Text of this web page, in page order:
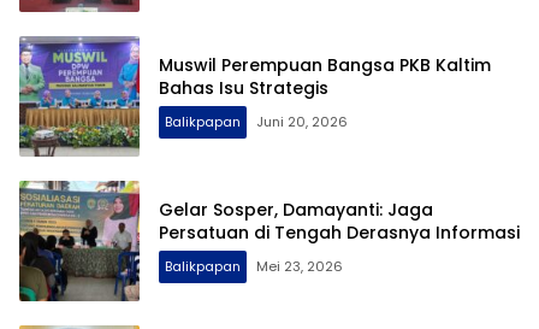
Muswil Perempuan Bangsa PKB Kaltim
Bahas Isu Strategis
Balikpapan Juni 20, 2026
Gelar Sosper, Damayanti: Jaga
Persatuan di Tengah Derasnya Informasi
Balikpapan Mei 23, 2026